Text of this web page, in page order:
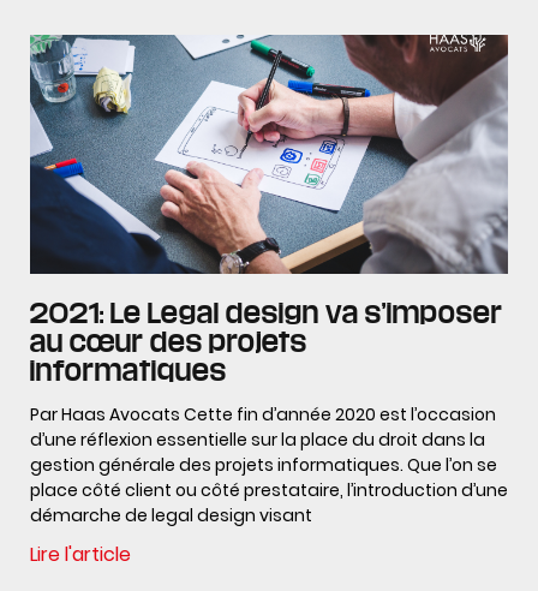
2021: Le Legal design va s’imposer
au cœur des projets
informatiques
Par Haas Avocats Cette fin d’année 2020 est l’occasion
d’une réflexion essentielle sur la place du droit dans la
gestion générale des projets informatiques. Que l’on se
place côté client ou côté prestataire, l’introduction d’une
démarche de legal design visant
Lire l'article